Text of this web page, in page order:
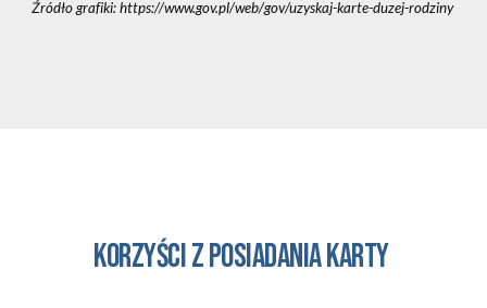
Źródło grafiki: https://www.gov.pl/web/gov/uzyskaj-karte-duzej-rodziny
KORZYŚCI Z POSIADANIA KARTY